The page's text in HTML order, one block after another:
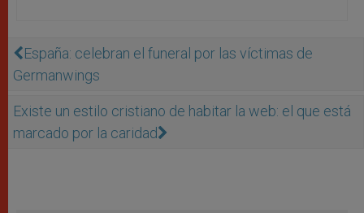
España: celebran el funeral por las ví­ctimas de
Germanwings
Existe un estilo cristiano de habitar la web: el que está
marcado por la caridad